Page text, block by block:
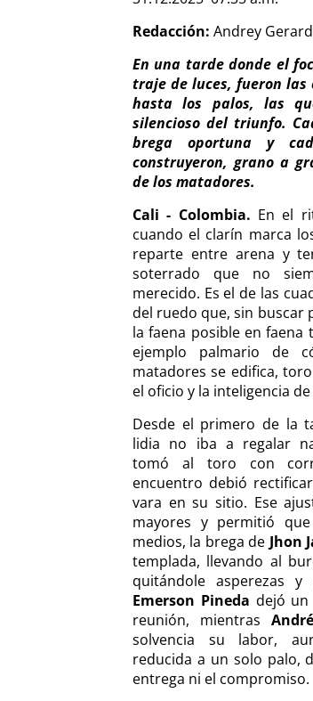
Redacción: Andrey
En una tarde donde el
traje de luces, fueron
hasta los palos, las
silencioso del triunfo.
brega oportuna y
construyeron, grano a
de los matadores.
Cali - Colombia. En el
cuando el clarín marca
reparte entre arena y
soterrado que no
merecido. Es el de las
del ruedo que, sin buscar
la faena posible en
ejemplo palmario de
matadores se edifica,
el oficio y la inteligencia
Desde el primero de la
lidia no iba a regalar
tomó al toro con
encuentro debió
vara en su sitio. Ese
mayores y permitió
medios, la brega de Jhon
templada, llevando al
quitándole asperezas
Emerson Pineda dejó
reunión, mientras
solvencia su labor,
reducida a un solo palo,
entrega ni el compromiso.